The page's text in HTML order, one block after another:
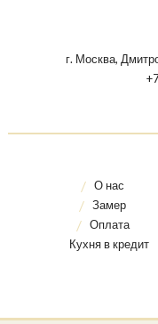
г. Москва,
О нас
Замер
Оплата
Кухня в кредит